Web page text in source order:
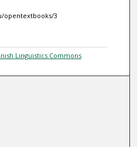
opentextbooks/3
Linguistics Commons